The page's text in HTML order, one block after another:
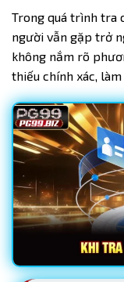
Trong quá trình tra
người vẫn gặp trở
không nắm rõ
thiếu chính xác,